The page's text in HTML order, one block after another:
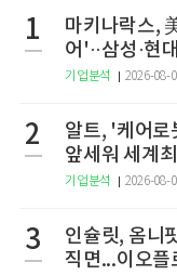
1
마키나락스,
어'··삼성·현
기업분석 2026-08-
2
알트, '케어
앞세워 세계
기업분석 2026-08-
3
인슐릿, 옴니
직면...이오플